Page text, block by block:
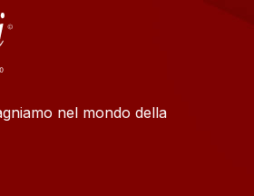
nel mondo della